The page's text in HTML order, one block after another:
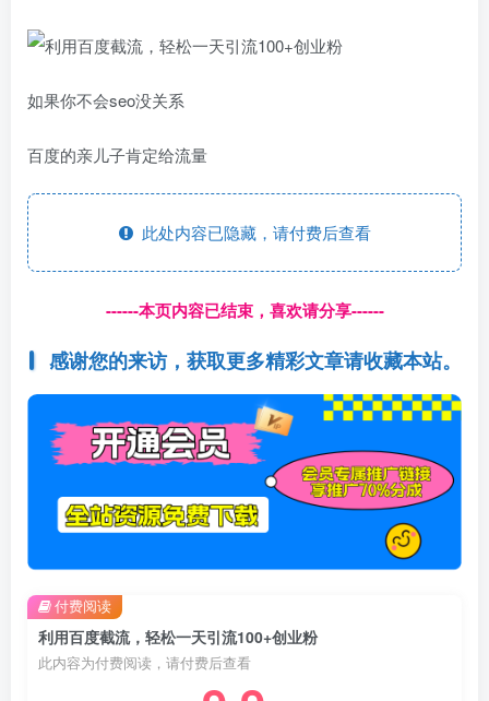
如果你不会seo没关系
百度的亲儿子肯定给流量
此处内容已隐藏，请付费后查看
------本页内容已结束，喜欢请分享------
感谢您的来访，获取更多精彩文章请收藏本站。
利用百度截流，轻松一天引流100+创业粉
此内容为付费阅读，请付费后查看
付费阅读